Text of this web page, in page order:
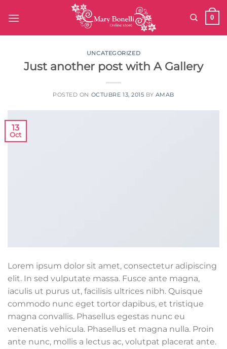
0
UNCATEGORIZED
Just another post with A Gallery
POSTED ON OCTUBRE 13, 2015 BY AMAB
13
Oct
Lorem ipsum dolor sit amet, consectetur adipiscing
elit. In sed vulputate massa. Fusce ante magna,
iaculis ut purus ut, facilisis ultrices nibh. Quisque
commodo nunc eget tortor dapibus, et tristique
magna convallis. Phasellus egestas nunc eu
venenatis vehicula. Phasellus et magna nulla. Proin
ante nunc, mollis a lectus ac, volutpat placerat ante.